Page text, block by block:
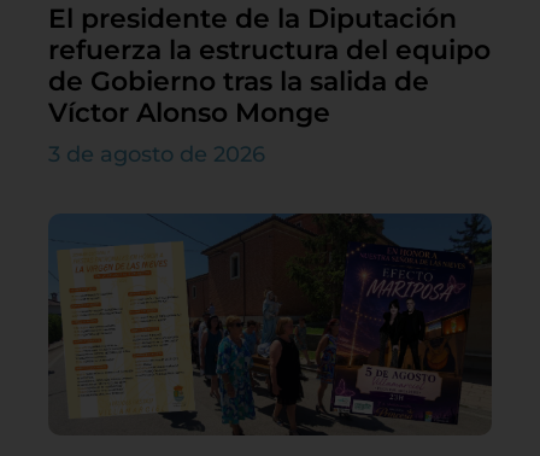
El presidente de la Diputación
refuerza la estructura del equipo
de Gobierno tras la salida de
Víctor Alonso Monge
3 de agosto de 2026